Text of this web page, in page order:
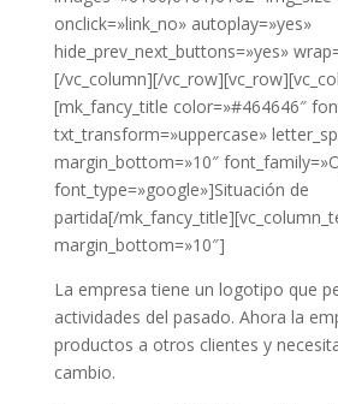
onclick=»link_no» autoplay=»yes»
hide_prev_next_buttons=»yes»
[/vc_column][/
[mk_fancy_title color=»#464646″
txt_transform=»uppercase»
margin_bottom=»10″
font_type=»google»]Situación de
partida[/
margin_bottom=»10″]
La empresa tiene un logotipo que
actividades del pasado. Ahora la
productos a otros clientes y
cambio.